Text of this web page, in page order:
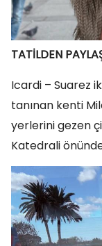
TATİLDEN
Icardi – Suarez
tanınan kenti
yerlerini gezen
Katedrali